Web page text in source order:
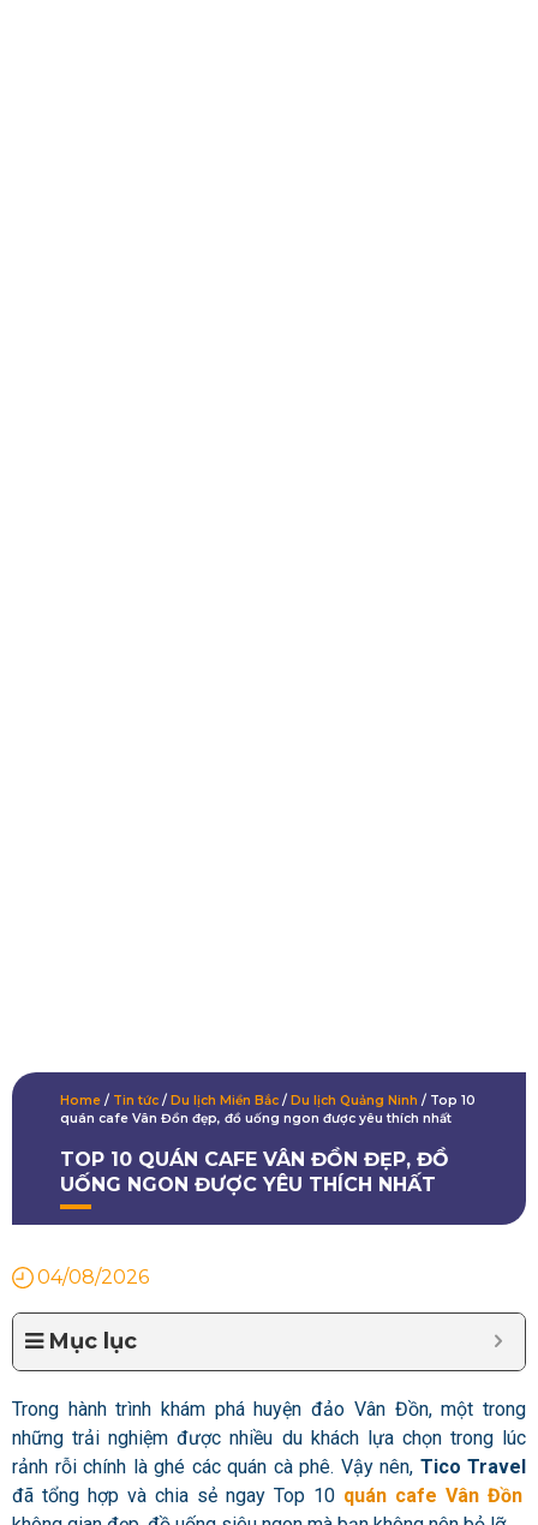
Home / Tin tức / Du lịch Miền Bắc / Du lịch Quảng Ninh / Top 10
quán cafe Vân Đồn đẹp, đồ uống ngon được yêu thích nhất
TOP 10 QUÁN CAFE VÂN ĐỒN ĐẸP, ĐỒ
UỐNG NGON ĐƯỢC YÊU THÍCH NHẤT
04/08/2026
Mục lục
Trong hành trình khám phá huyện đảo Vân Đồn, một trong
những trải nghiệm được nhiều du khách lựa chọn trong lúc
rảnh rỗi chính là ghé các quán cà phê. Vậy nên, Tico Travel
đã tổng hợp và chia sẻ ngay Top 10 quán cafe Vân Đồn